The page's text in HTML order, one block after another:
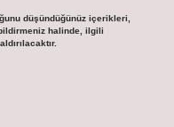
düşündüğünüz içerikleri,
halinde, ilgili